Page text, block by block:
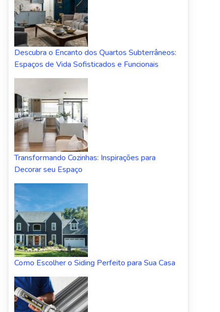
Descubra o Encanto dos Quartos Subterrâneos:
Espaços de Vida Sofisticados e Funcionais
Transformando Cozinhas: Inspirações para
Decorar seu Espaço
Como Escolher o Siding Perfeito para Sua Casa